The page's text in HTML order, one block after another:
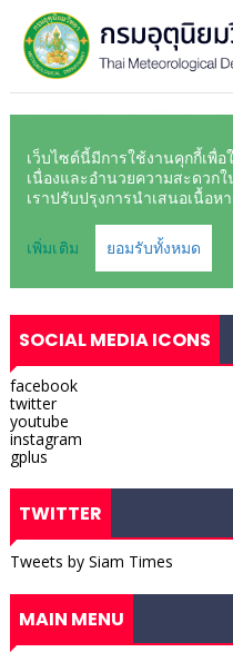
SOCIAL MEDIA ICONS
facebook
twitter
youtube
instagram
gplus
TWITTER
Tweets by Siam Times
MAIN MENU